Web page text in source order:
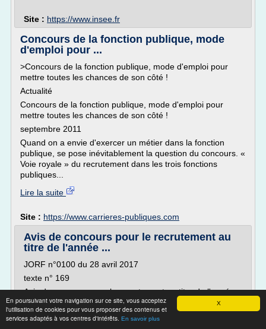
X
En poursuivant votre navigation sur ce site, vous acceptez
l'utilisation de cookies pour vous proposer des contenus et
services adaptés à vos centres d'intérêts. En savoir plus
Site : https://www.insee.fr
Concours de la fonction publique, mode
d'emploi pour ...
>Concours de la fonction publique, mode d'emploi pour
mettre toutes les chances de son côté !
Actualité
Concours de la fonction publique, mode d'emploi pour
mettre toutes les chances de son côté !
septembre 2011
Quand on a envie d'exercer un métier dans la fonction
publique, se pose inévitablement la question du concours. «
Voie royale » du recrutement dans les trois fonctions
publiques...
Lire la suite
Site : https://www.carrieres-publiques.com
Avis de concours pour le recrutement au
titre de l'année ...
JORF n°0100 du 28 avril 2017
texte n° 169
Avis de concours pour le recrutement au titre de l'année
2017 de personnels de catégorie C du ministère de
l'économie et des finances